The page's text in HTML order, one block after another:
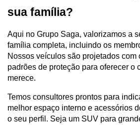
sua família?
Aqui no Grupo Saga, valorizamos a
família completa, incluindo os
Nossos veículos são projetados com
padrões de proteção para oferecer o
merece.
Temos consultores prontos para
melhor espaço interno e acessórios
o seu perfil. Seja um SUV para